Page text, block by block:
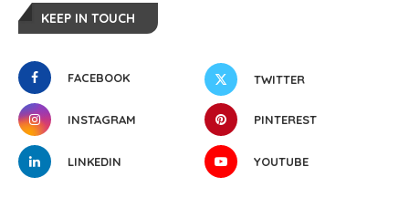
KEEP IN TOUCH
FACEBOOK TWITTER
INSTAGRAM PINTEREST
LINKEDIN YOUTUBE